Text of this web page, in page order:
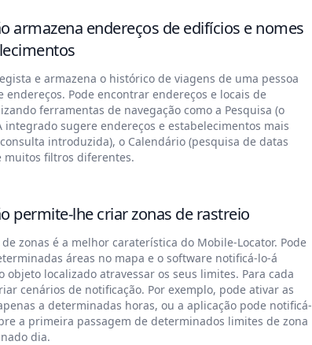
armazena endereços de edifícios e nomes
e armazena o histórico de viagens de uma pessoa
endereços. Pode encontrar endereços e locais de
ferramentas de navegação como a Pesquisa (o
integrado sugere endereços e estabelecimentos mais
introduzida), o Calendário (pesquisa de datas
muitos filtros diferentes.
permite-lhe criar zonas de rastreio
zonas é a melhor caraterística do Mobile-Locator. Pode
áreas no mapa e o software notificá-lo-á
objeto localizado atravessar os seus limites. Para cada
cenários de notificação. Por exemplo, pode ativar as
a determinadas horas, ou a aplicação pode notificá-
a primeira passagem de determinados limites de zona
dia.